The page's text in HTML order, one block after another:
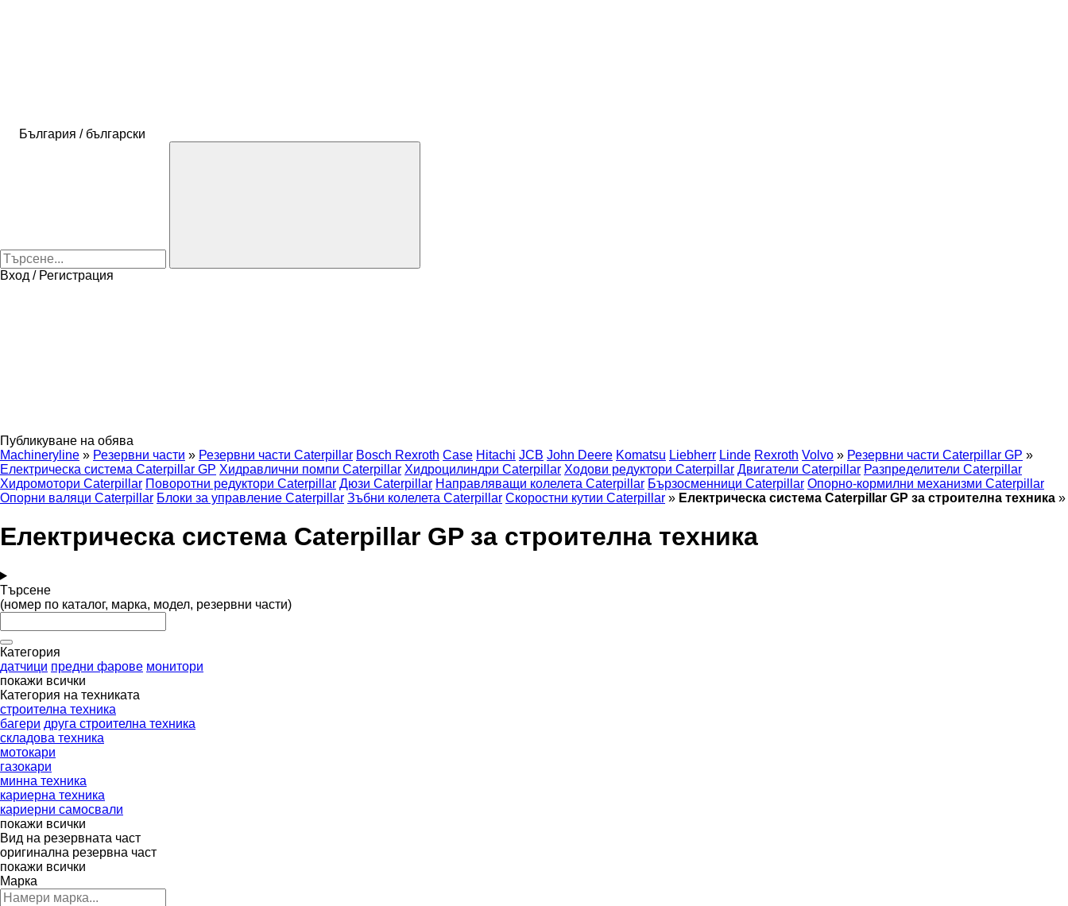
България / български
Вход / Регистрация
Публикуване на обява
Machineryline » Резервни части » Резервни части Caterpillar Bosch Rexroth Case Hitachi JCB John Deere Komatsu Liebherr Linde Rexroth Volvo » Резервни части Caterpillar GP »
Електрическа система Caterpillar GP Хидравлични помпи Caterpillar Хидроцилиндри Caterpillar Ходови редуктори Caterpillar Двигатели Caterpillar Разпределители Caterpillar
Хидромотори Caterpillar Поворотни редуктори Caterpillar Дюзи Caterpillar Направляващи колелета Caterpillar Бързосменници Caterpillar Опорно-кормилни механизми Caterpillar
Опорни валяци Caterpillar Блоки за управление Caterpillar Зъбни колелета Caterpillar Скоростни кутии Caterpillar » Електрическа система Caterpillar GP за строителна техника »
Електрическа система Caterpillar GP за строителна техника
Търсене
(номер по каталог, марка, модел, резервни части)
Категория
датчици предни фарове монитори
покажи всички
Категория на техниката
строителна техника
багери друга строителна техника
складова техника
мотокари
газокари
минна техника
кариерна техника
кариерни самосвали
покажи всички
Вид на резервната част
оригинална резервна част
покажи всички
Марка